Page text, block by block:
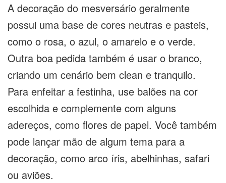
A decoração do mesversário geralmente
possui uma base de cores neutras e pasteis,
como o rosa, o azul, o amarelo e o verde.
Outra boa pedida também é usar o branco,
criando um cenário bem clean e tranquilo.
Para enfeitar a festinha, use balões na cor
escolhida e complemente com alguns
adereços, como flores de papel. Você também
pode lançar mão de algum tema para a
decoração, como arco íris, abelhinhas, safari
ou aviões.